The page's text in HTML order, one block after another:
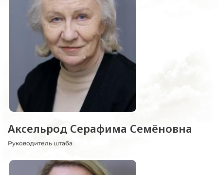
Аксельрод Серафима Семёновна
Руководитель штаба